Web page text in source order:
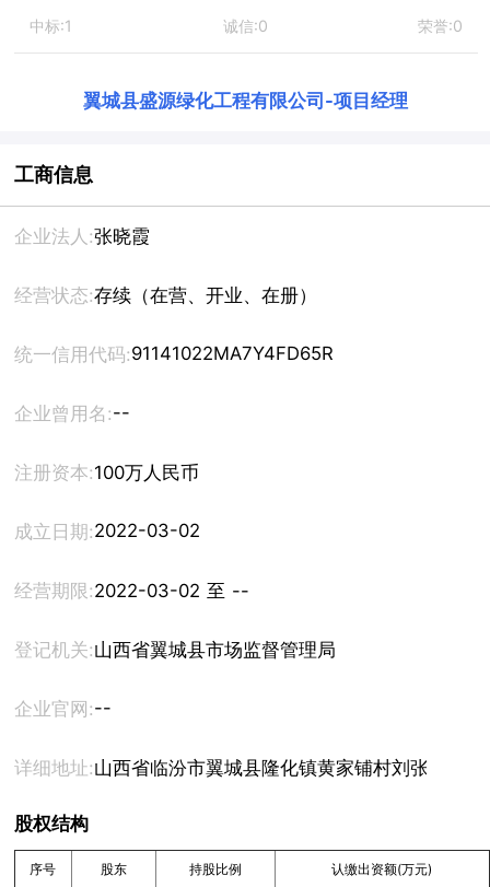
中标:1 诚信:0 荣誉:0
翼城县盛源绿化工程有限公司 -项目经理
工商信息
企业法人:张晓霞
经营状态:存续（在营、开业、在册）
统一信用代码:91141022MA7Y4FD65R
企业曾用名:--
注册资本:100万人民币
成立日期:2022-03-02
经营期限: 2022-03-02 至 --
登记机关:山西省翼城县市场监督管理局
企业官网:--
详细地址:山西省临汾市翼城县隆化镇黄家铺村刘张窑18-2
股权结构
序号 股东 持股比例 认缴出资额(万元)